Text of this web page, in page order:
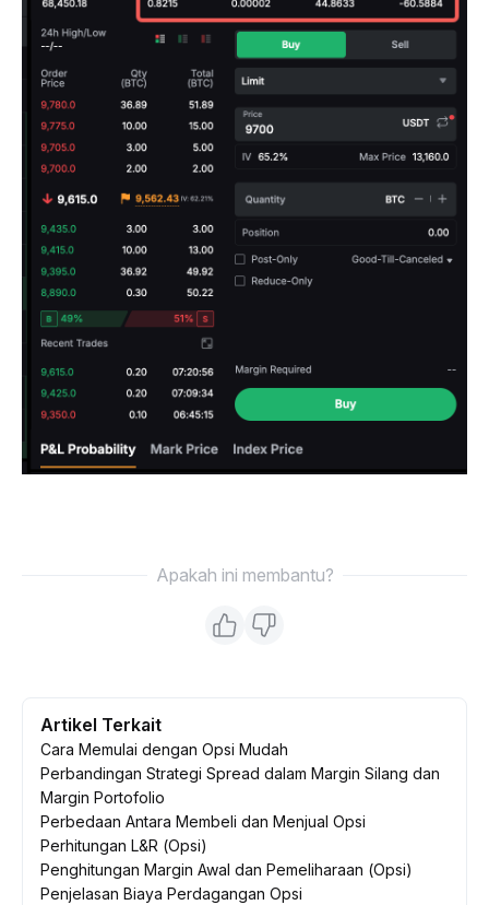
Apakah ini membantu?
Artikel Terkait
Cara Memulai dengan Opsi Mudah
Perbandingan Strategi Spread dalam Margin Silang dan
Margin Portofolio
Perbedaan Antara Membeli dan Menjual Opsi
Perhitungan L&R (Opsi)
Penghitungan Margin Awal dan Pemeliharaan (Opsi)
Penjelasan Biaya Perdagangan Opsi